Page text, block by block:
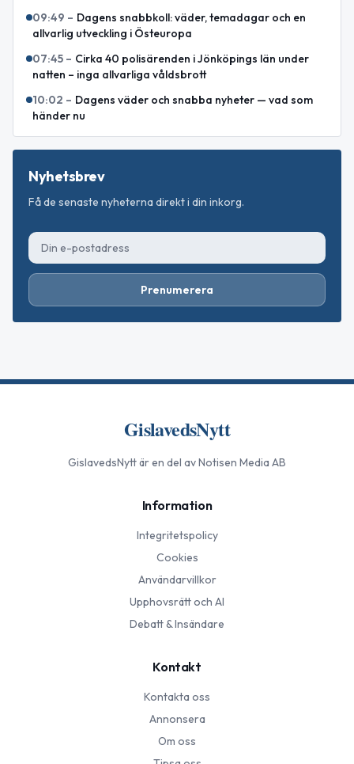
09:49 – Dagens snabbkoll: väder, temadagar och en
allvarlig utveckling i Östeuropa
07:45 – Cirka 40 polisärenden i Jönköpings län under
natten – inga allvarliga våldsbrott
10:02 – Dagens väder och snabba nyheter — vad som
händer nu
Nyhetsbrev
Få de senaste nyheterna direkt i din inkorg.
Prenumerera
GislavedsNytt
GislavedsNyttär en del av Notisen Media AB
Information
Integritetspolicy
Cookies
Användarvillkor
Upphovsrätt och AI
Debatt & Insändare
Kontakt
Kontakta oss
Annonsera
Om oss